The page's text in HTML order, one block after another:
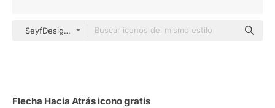
SeyfDesigner Basic Outline
Flecha Hacia Atrás icono gratis